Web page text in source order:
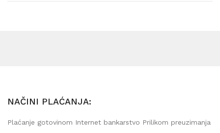
NAČINI PLAĆANJA:
Plaćanje gotovinom Internet bankarstvo Prilikom preuzimanja